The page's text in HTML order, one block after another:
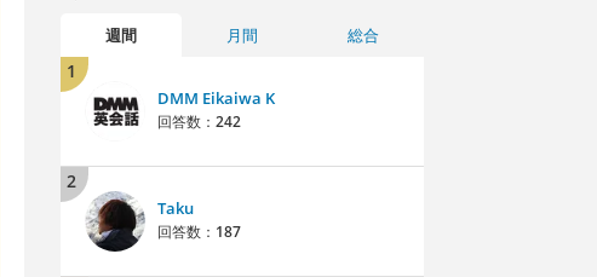
週間 月間 総合
1
DMM Eikaiwa K
回答数： 242
2
Taku
回答数： 187